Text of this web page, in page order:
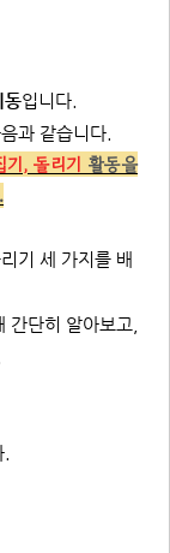
동입니다.
과 같습니다.
기, 돌리기 활동을
기 세 가지를 배
간단히 알아보고,